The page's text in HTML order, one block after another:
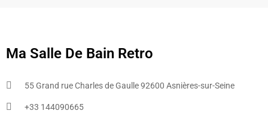
Ma Salle De Bain Retro
55 Grand rue Charles de Gaulle 92600 Asnières-sur-Seine
+33 144090665​